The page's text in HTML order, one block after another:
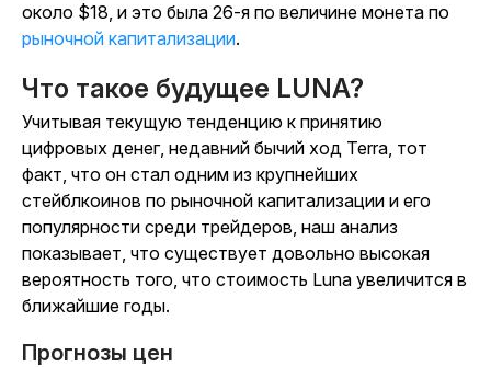
около $18, и это была 26-я по величине монета по
рыночной капитализации.
Что такое будущее LUNA?
Учитывая текущую тенденцию к принятию
цифровых денег, недавний бычий ход Terra, тот
факт, что он стал одним из крупнейших
стейблкоинов по рыночной капитализации и его
популярности среди трейдеров, наш анализ
показывает, что существует довольно высокая
вероятность того, что стоимость Luna увеличится в
ближайшие годы.
Прогнозы цен